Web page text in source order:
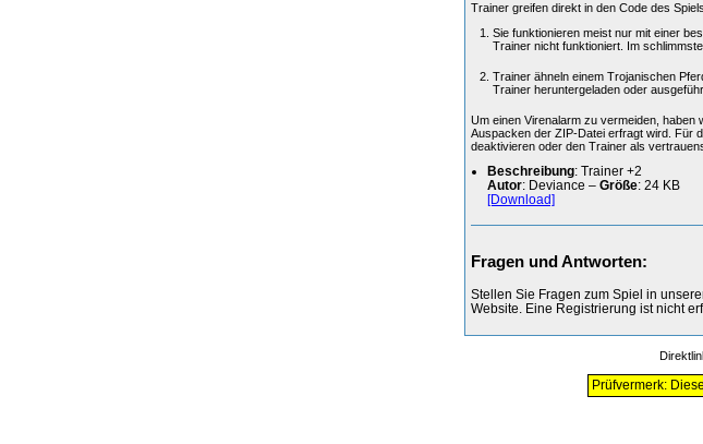
Trainer greifen direkt in den Code des
Sie funktionieren meist nur mit einer
Trainer nicht funktioniert. Im
Trainer ähneln einem Trojanischen
Trainer heruntergeladen oder
Um einen Virenalarm zu vermeiden, haben
Auspacken der ZIP-Datei erfragt wird. Für
deaktivieren oder den Trainer als
Beschreibung: Trainer +2
Autor: Deviance – Größe: 24 KB
[Download]
Fragen und Antworten:
Stellen Sie Fragen zum Spiel in
Website. Eine Registrierung ist nicht
Prüfvermerk: